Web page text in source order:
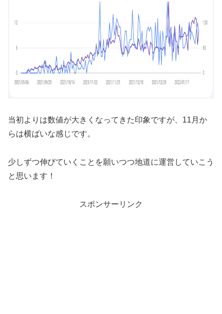
当初よりは数値が大きくなってきた印象ですが、11月か
らは横ばいな感じです。
少しずつ伸びていくことを願いつつ地道に運営していこう
と思います！
スポンサーリンク